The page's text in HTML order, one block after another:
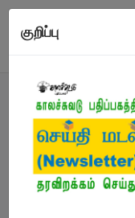
குறிப்பு
நூல்கள்